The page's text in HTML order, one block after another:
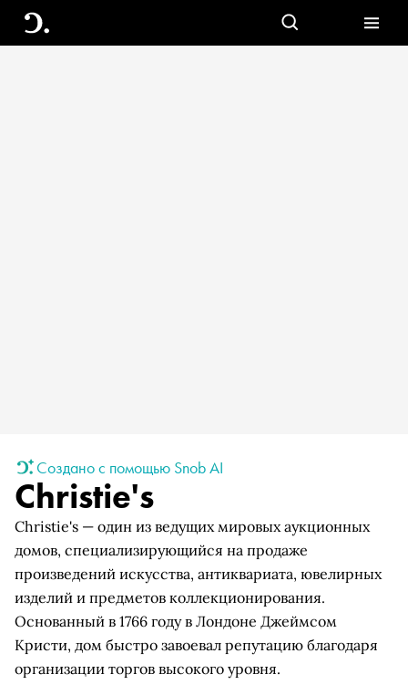
Создано с помощью Snob AI
Christie's
Christie's — один из ведущих мировых аукционных
домов, специализирующийся на продаже
произведений искусства, антиквариата, ювелирных
изделий и предметов коллекционирования.
Основанный в 1766 году в Лондоне Джеймсом
Кристи, дом быстро завоевал репутацию благодаря
организации торгов высокого уровня.